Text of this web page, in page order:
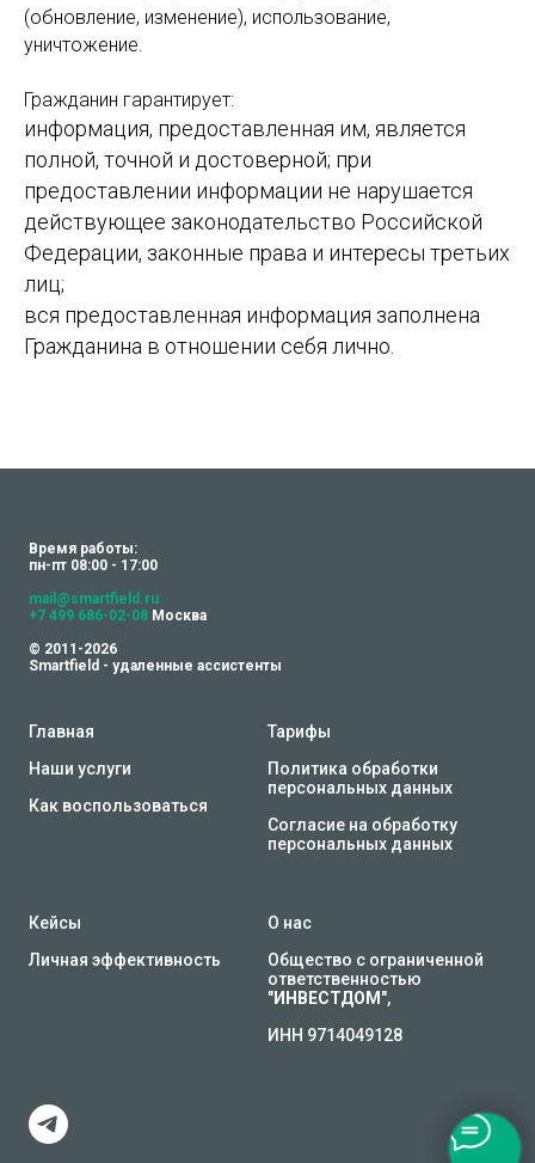
(обновление, изменение), использование,
уничтожение.
Гражданин гарантирует:
информация, предоставленная им, является
полной, точной и достоверной; при
предоставлении информации не нарушается
действующее законодательство Российской
Федерации, законные права и интересы третьих
лиц;
вся предоставленная информация заполнена
Гражданина в отношении себя лично.
Время работы:
пн-пт 08:00 - 17:00
mail@smartfield.ru
+7 499 686-02-08 Москва
© 2011-2026
Smartfield - удаленные ассистенты
Главная
Наши услуги
Как воспользоваться
Тарифы
Политика обработки
персональных данных
Согласие на обработку
персональных данных
Кейсы
Личная эффективность
О нас
Общество с ограниченной
ответственностью
"ИНВЕСТДОМ ",
ИНН 9714049128